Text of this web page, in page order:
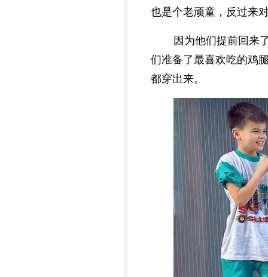
也是个老顽童，反过来
因为他们提前回来
们准备了最喜欢吃的鸡
都穿出来。